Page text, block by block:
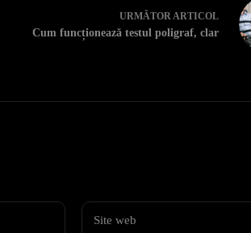
URMĂTORARTICOL
Cum funcționează testul poligraf, clar
Site web